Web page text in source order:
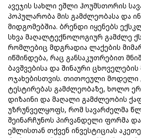
ავეჯის სახლი ეშლი ჰოუმსთორის
პოპულარობა მის გამძლეობასა და
მიდგომებშია. ბრენდი იყენებს
სხვა მაღალტექნოლოგიურ გამძლე
რომლებიც მდგრადია ლაქების
იწმინდება, რაც განსაკუთრებით
ბავშვებისა და შინაური ცხოველების
ოჯახებისთვის. თითოეული მოდელი
ტესტირებას გამძლეობაზე, ხოლო
დიზაინი და მაღალი გამძლეობის
უზრუნველყოფს, რომ სავარძელმა
შეინარჩუნოს პირვანდელი ფორმა
ეშლისთან თქვენ ინვესტიციას